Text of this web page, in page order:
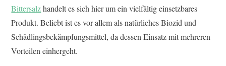
Bittersalzhandelt es sich hier um ein vielfältig einsetzbares
Produkt. Beliebt ist es vor allem als natürliches Biozid und
Schädlingsbekämpfungsmittel, da dessen Einsatz mit mehreren
Vorteilen einhergeht.